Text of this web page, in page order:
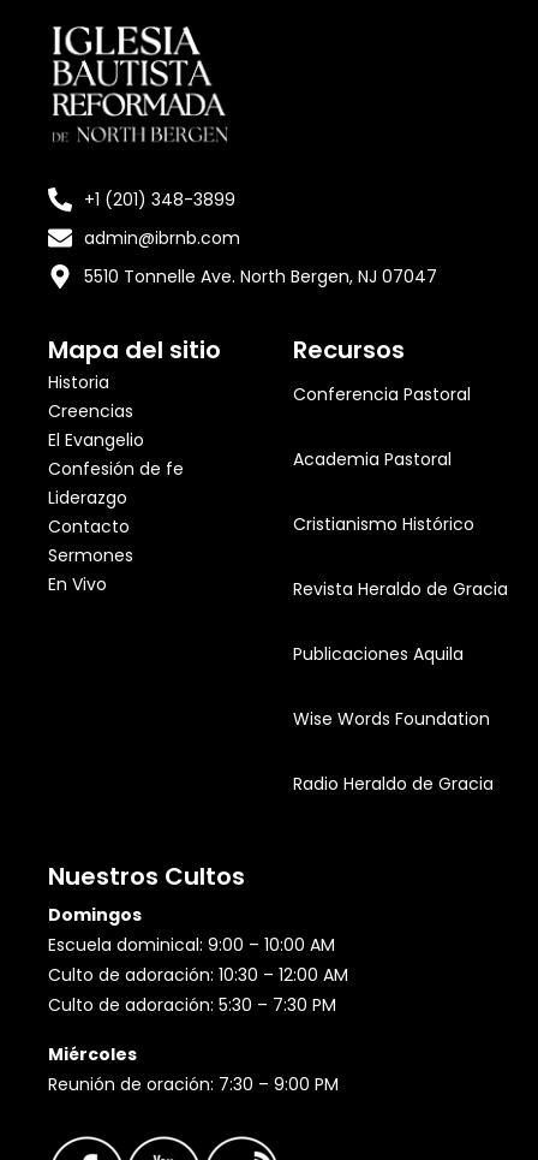
+1 (201) 348-3899
admin@ibrnb.com
5510 Tonnelle Ave. North Bergen, NJ 07047
Mapa del sitio
Historia
Creencias
El Evangelio
Confesión de fe
Liderazgo
Contacto
Sermones
En Vivo
Recursos
Conferencia Pastoral
Academia Pastoral
Cristianismo Histórico
Revista Heraldo de Gracia
Publicaciones Aquila
Wise Words Foundation
Radio Heraldo de Gracia
Nuestros Cultos
Domingos
Escuela dominical: 9:00 – 10:00 AM
Culto de adoración: 10:30 – 12:00 AM
Culto de adoración: 5:30 – 7:30 PM
Miércoles
Reunión de oración: 7:30 – 9:00 PM